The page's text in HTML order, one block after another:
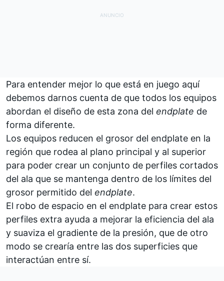
Para entender mejor lo que está en juego aquí
debemos darnos cuenta de que todos los equipos
abordan el diseño de esta zona del endplate de
forma diferente.
Los equipos reducen el grosor del endplate en la
región que rodea al plano principal y al superior
para poder crear un conjunto de perfiles cortados
del ala que se mantenga dentro de los límites del
grosor permitido del endplate.
El robo de espacio en el endplate para crear estos
perfiles extra ayuda a mejorar la eficiencia del ala
y suaviza el gradiente de la presión, que de otro
modo se crearía entre las dos superficies que
interactúan entre sí.